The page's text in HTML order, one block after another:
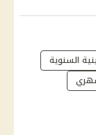
السنوية